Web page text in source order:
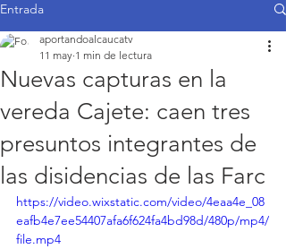
Entrada
Nuevas capturas en la
vereda Cajete: caen tres
presuntos integrantes de
las disidencias de las Farc
aportandoalcaucatv
11 may 1 min de lectura
https://video.wixstatic.com/video/4eaa4e_08
eafb4e7ee54407afa6f624fa4bd98d/480p/mp4/
file.mp4